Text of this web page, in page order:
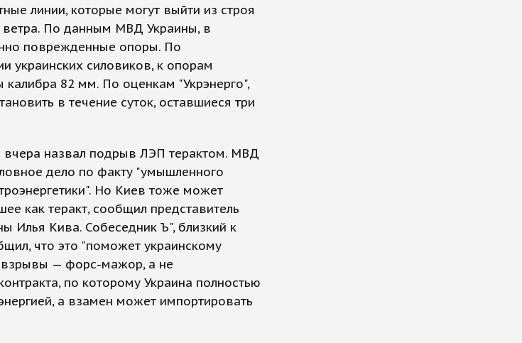
линии, которые могут выйти из строя
По данным МВД Украины, в
поврежденные опоры. По
украинских силовиков, к опорам
82 мм. По оценкам "Укрэнерго",
в течение суток, оставшиеся три
вчера назвал подрыв ЛЭП терактом. МВД
дело по факту "умышленного
Но Киев тоже может
как теракт, сообщил представитель
Илья Кива. Собеседник Ъ", близкий к
что это "поможет украинскому
взрывы — форс-мажор, а не
по которому Украина полностью
а взамен может импортировать